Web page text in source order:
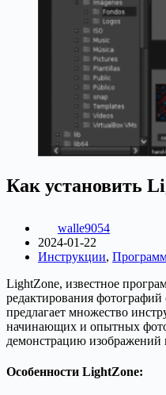
Как установить
walle9054
2024-01-22
Инструкции,
LightZone, известное
редактирования
предлагает множество
начинающих и опытных
демонстрацию изображений
Особенности LightZone: